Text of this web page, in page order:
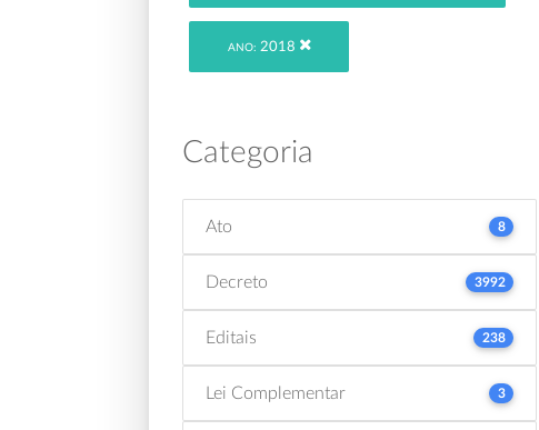
ANO: 2018
Categoria
Ato 8
Decreto 3992
Editais 238
Lei Complementar 3